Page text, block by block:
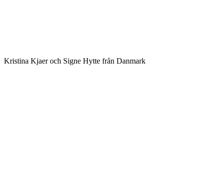
Kristina Kjaer och Signe Hytte från Danmark